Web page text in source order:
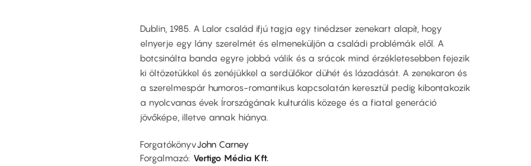
Dublin, 1985. A Lalor család ifjú tagja egy tinédzser zenekart alapít, hogy
elnyerje egy lány szerelmét és elmeneküljön a családi problémák elől. A
botcsinálta banda egyre jobbá válik és a srácok mind érzékletesebben fejezik
ki öltözetükkel és zenéjükkel a serdülőkor dühét és lázadását. A zenekaron és
a szerelmespár humoros-romantikus kapcsolatán keresztül pedig kibontakozik
a nyolcvanas évek Írországának kulturális közege és a fiatal generáció
jövőképe, illetve annak hiánya.
ForgatókönyvJohn Carney
Forgalmazó Vertigo Média Kft.